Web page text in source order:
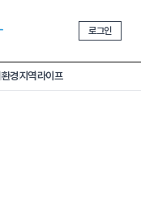
로그인
환경지역라이프